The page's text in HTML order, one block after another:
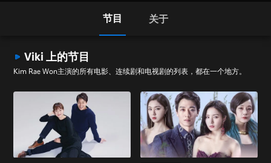
节目 关于
Viki 上的节目
Kim Rae Won主演的所有电影、连续剧和电视剧的列表，都在一个地方。